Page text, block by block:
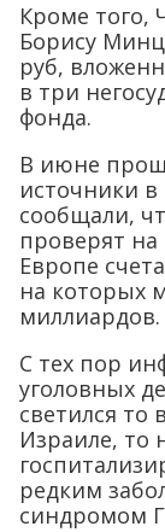
Кроме того,
Борису
руб,
в три
фонда.
В июне
источники
сообщали,
проверят
Европе
на которых
миллиардов.
С тех пор
уголовных
светился то
Израиле, то
редким
синдромом